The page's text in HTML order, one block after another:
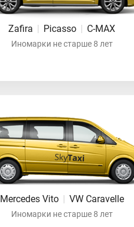
Zafira | Picasso | C-MAX
Иномарки не старше 8 лет
Mercedes Vito | VW Caravelle
Иномарки не старше 8 лет